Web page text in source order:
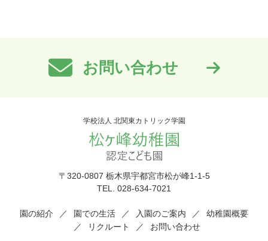
お問い合わせ
学校法人 北関東カトリック学園
〒320-0807 栃木県宇都宮市松が峰1-1-5
TEL. 028-634-7021
園の紹介 園での生活 入園のご案内
幼稚園概要
リクルート
お問い合わせ